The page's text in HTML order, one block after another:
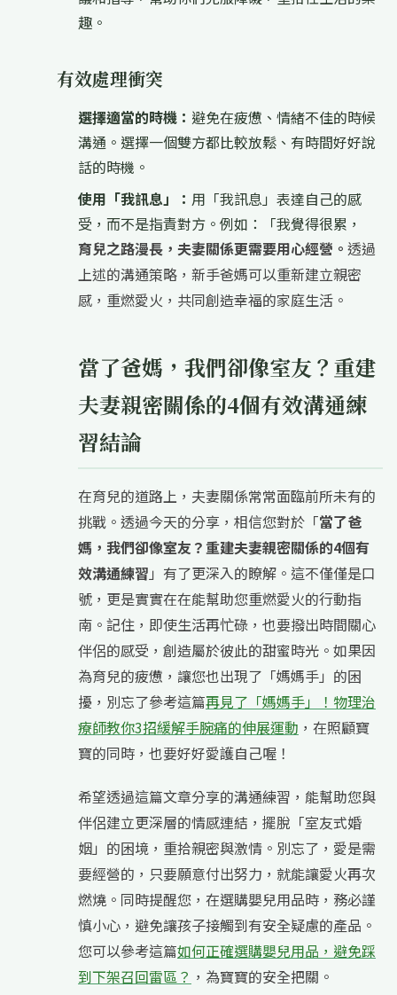
趣。
有效處理衝突
選擇適當的時機： 避免在疲憊、情緒不佳的時候
溝通。選擇一個雙方都比較放鬆、有時間好好說
話的時機。
使用「我訊息」： 用「我訊息」表達自己的感
受，而不是指責對方。例如：「我覺得很累，
育兒之路漫長，夫妻關係更需要用心經營。 透過
上述的溝通策略，新手爸媽可以重新建立親密
感，重燃愛火，共同創造幸福的家庭生活。
當了爸媽，我們卻像室友？重建
夫妻親密關係的4個有效溝通練
習結論
在育兒的道路上，夫妻關係常常面臨前所未有的
挑戰。透過今天的分享，相信您對於「當了爸
媽，我們卻像室友？重建夫妻親密關係的4個有
效溝通練習 」有了更深入的瞭解。這不僅僅是口
號，更是實實在在能幫助您重燃愛火的行動指
南。記住，即使生活再忙碌，也要撥出時間關心
伴侶的感受，創造屬於彼此的甜蜜時光。如果因
為育兒的疲憊，讓您也出現了「媽媽手」的困
擾，別忘了參考這篇再見了「媽媽手」！物理治
療師教你3招緩解手腕痛的伸展運動 ，在照顧寶
寶的同時，也要好好愛護自己喔！
希望透過這篇文章分享的溝通練習，能幫助您與
伴侶建立更深層的情感連結，擺脫「室友式婚
姻」的困境，重拾親密與激情。別忘了，愛是需
要經營的，只要願意付出努力，就能讓愛火再次
燃燒。同時提醒您，在選購嬰兒用品時，務必謹
慎小心，避免讓孩子接觸到有安全疑慮的產品。
您可以參考這篇如何正確選購嬰兒用品，避免踩
到下架召回雷區？ ，為寶寶的安全把關。